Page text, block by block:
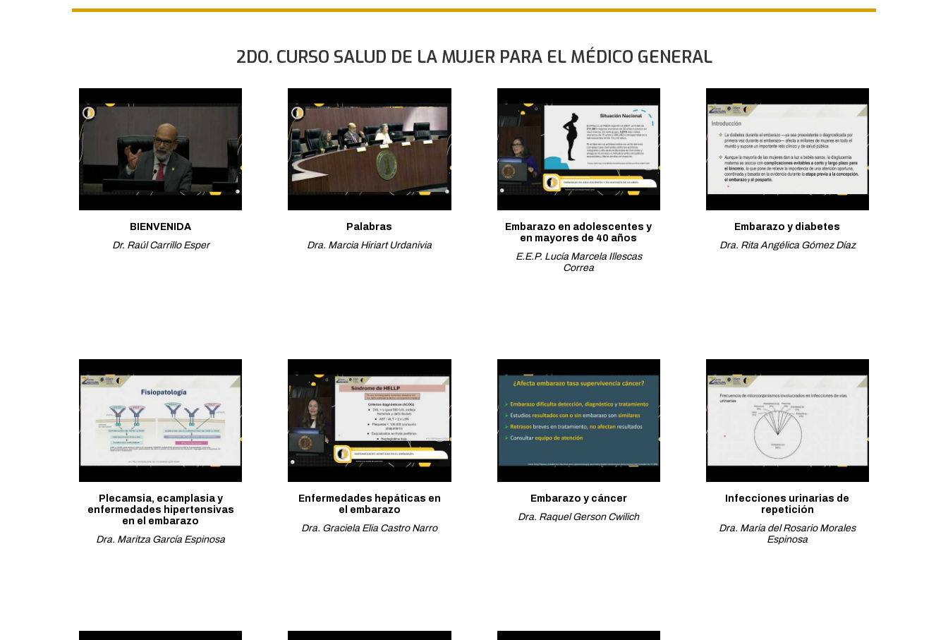
2DO. CURSO SALUD DE LA MUJER PARA EL MÉDICO GENERAL
BIENVENIDA
Dr. Raúl Carrillo Esper
Palabras
Dra. Marcia Hiriart Urdanivia
Embarazo en adolescentes y
en mayores de 40 años
E.E.P. Lucía Marcela Illescas
Correa
Embarazo y diabetes
Dra. Rita Angélica Gómez Díaz
Plecamsia, ecamplasia y
enfermedades hipertensivas
en el embarazo
Dra. Maritza García Espinosa
Enfermedades hepáticas en
el embarazo
Dra. Graciela Elia Castro Narro
Embarazo y cáncer
Dra. Raquel Gerson Cwilich
Infecciones urinarias de
repetición
Dra. María del Rosario Morales
Espinosa